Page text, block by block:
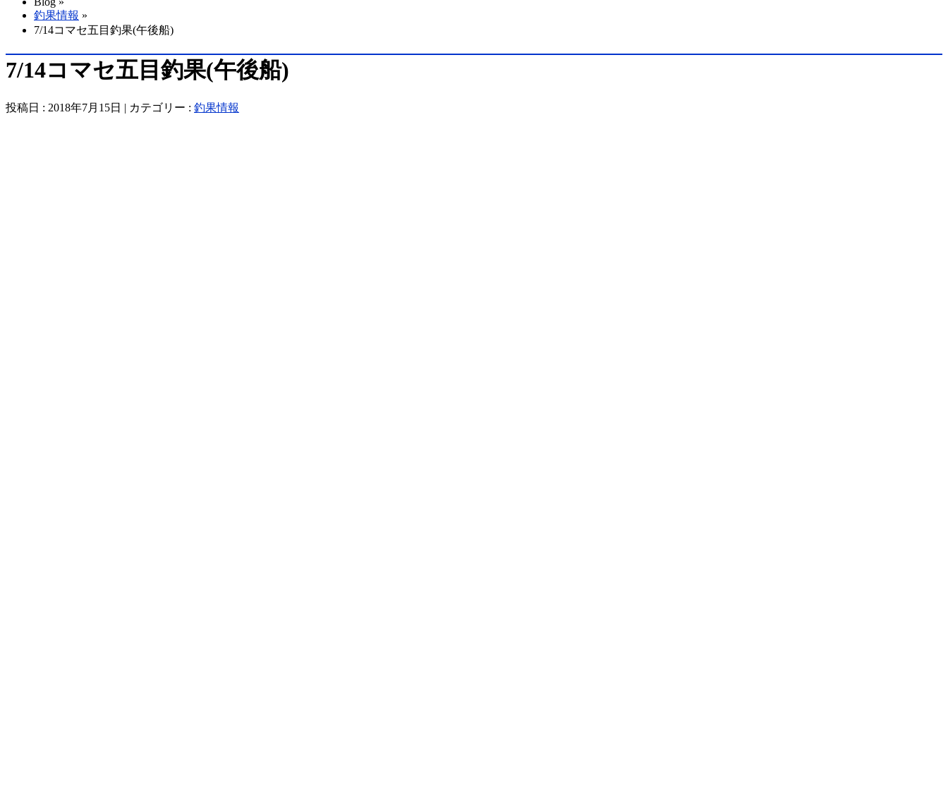
釣果情報 »
7/14コマセ五目釣果(午後船)
7/14コマセ五目釣果(午後船)
投稿日 : 2018年7月15日 | カテゴリー : 釣果情報